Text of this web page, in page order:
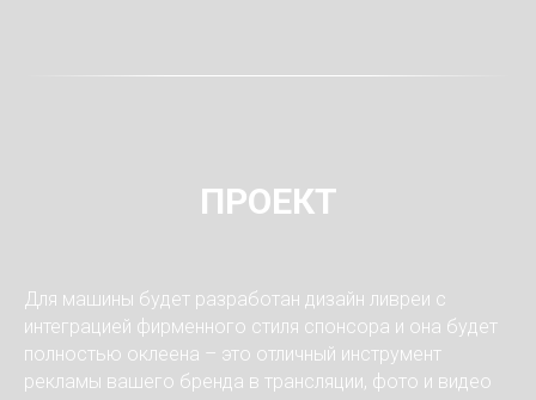
ПРОЕКТ
Для машины будет разработан дизайн ливреи с
интеграцией фирменного стиля спонсора и она будет
полностью оклеена – это отличный инструмент
рекламы вашего бренда в трансляции, фото и видео